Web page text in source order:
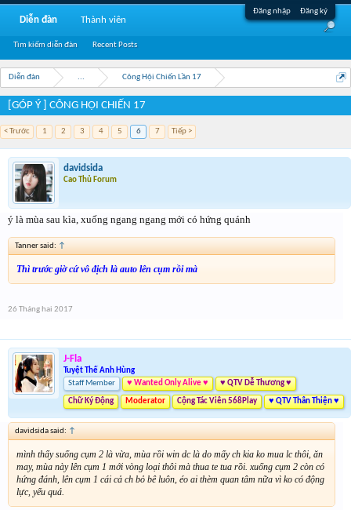
Đăng nhập Đăng ký
Diễn đàn ... Công Hội Chiến Lần 17
[GÓP Ý ] CÔNG HỘI CHIẾN 17
< Trước 1 2 3 4 5 6 7 Tiếp >
davidsida
Cao Thủ Forum
ý là mùa sau kìa, xuống ngang ngang mới có hứng quánh
Tanner said: ↑
Thì trước giờ cứ vô địch là auto lên cụm rồi mà
26 Tháng hai 2017
J-Fla
Tuyệt Thế Anh Hùng
Staff Member
♥ Wanted Only Alive ♥ ♥ QTV Dễ Thương ♥
Chữ Ký Động Moderator Cộng Tác Viên 568Play ♥ QTV Thân Thiện ♥
davidsida said: ↑
mình thấy suống cụm 2 là vừa, mùa rồi win dc là do mấy ch kia ko mua lc thôi, ăn
may, mùa này lên cụm 1 mới vòng loại thôi mà thua te tua rồi. xuống cụm 2 còn có
hứng đánh, lên cụm 1 cái cả ch bỏ bê luôn, éo ai thèm quan tâm nữa vì ko có động
lực, yếu quá.
Diễn đàn
Tìm kiếm diễn đàn Recent Posts
Thành viên